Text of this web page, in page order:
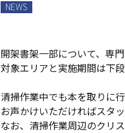
NEWS
開架書架一部について、専
対象エリアと実施期間は下段
清掃作業中でも本を取りに
お声かけいただければスタ
なお、清掃作業周辺のクリ